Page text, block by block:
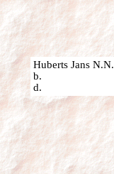
Huberts Jans N.N.
b.
d.